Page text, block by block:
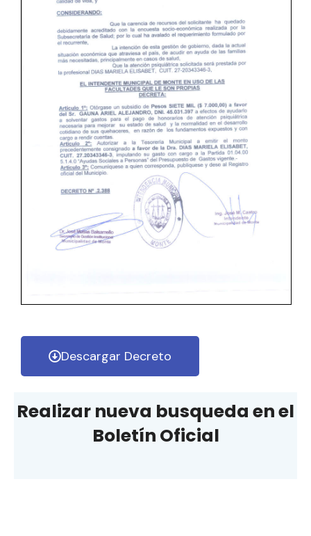
Descargar Decreto
Realizar nueva busqueda en el
Boletín Oficial